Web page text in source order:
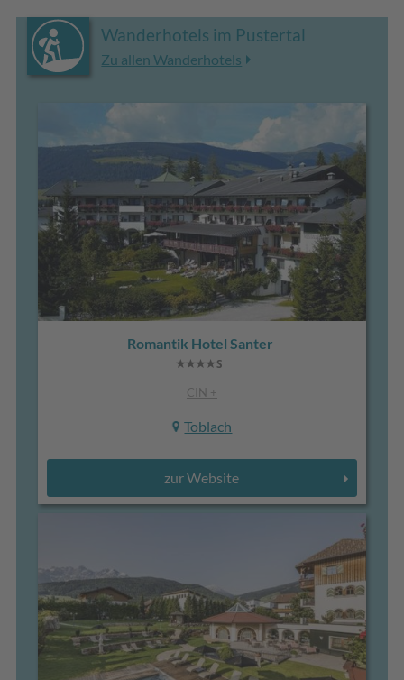
Wanderhotels im Pustertal
Zu allen Wanderhotels
Romantik Hotel Santer
CIN +
Toblach
zur Website